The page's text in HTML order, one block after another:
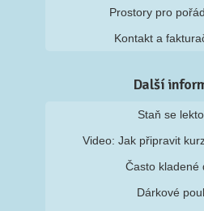
Prostory pro
Kontakt a
Další
Staň se
Video: Jak připravit
Často kladené
Dárkové